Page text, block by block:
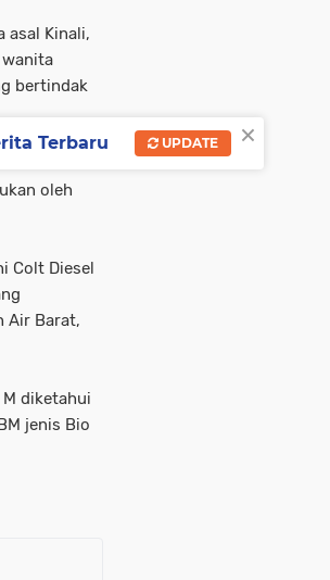
asal Kinali,
bertindak
oleh
Colt Diesel
Air Barat,
diketahui
jenis Bio
×
Terbaru UPDATE